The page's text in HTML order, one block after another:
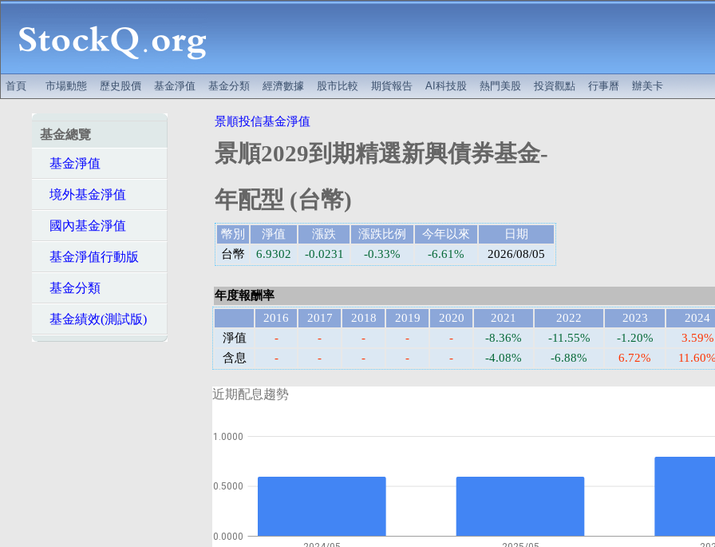
首頁 市場動態 歷史股價 基金淨值 基金分類 經濟數據 股市比較 期貨報告 AI科技股 熱門美股 投資觀點 行事曆 辦美卡
基金總覽
基金淨值
境外基金淨值
國內基金淨值
基金淨值行動版
基金分類
基金績效(測試版)
景順投信基金淨值
景順2029到期精選新興債券基金-
年配型 (台幣)
幣別 淨值 漲跌 漲跌比例 今年以來
日期
台幣
6.9302 -0.0231 -0.33% -6.61% 2026/08/05
年度報酬率
2016
2017 2018 2019 2020 2021 2022 2023
2024
淨值
- - - - - -8.36% -11.55% -1.20%
3.59%
含息
- - - - - -4.08% -6.88% 6.72%
近期配息趨勢
0.0000
0.5000
1.0000